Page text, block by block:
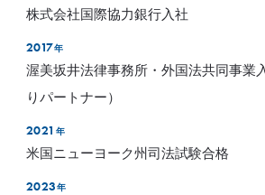
株式会社国際協力銀行入社
2017年
渥美坂井法律事務所・外国法共同事業
りパートナー）
2021 年
米国ニューヨーク州司法試験合格
2023 年